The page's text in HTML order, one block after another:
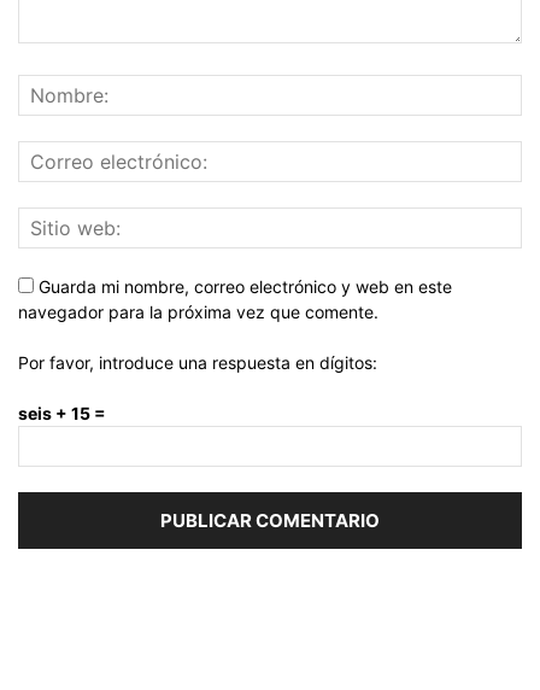
Guarda mi nombre, correo electrónico y web en este
navegador para la próxima vez que comente.
Por favor, introduce una respuesta en dígitos:
seis + 15 =